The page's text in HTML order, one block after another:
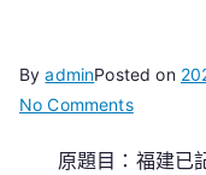
ByadminPosted on
No Commentson
斌
原題目：福建已